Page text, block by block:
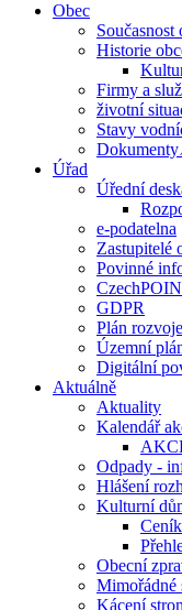
Obec
Současnost
Historie
Firmy a
životní
Stavy
Dokumenty
Úřad
Úřední
e-podatelna
Zastupitelé
Povinné
GDPR
Plán
Územní
Digitální
Aktuálně
Aktuality
Kalendář
Odpady -
Hlášení
Kulturní
Obecní
Mimořádné
Kácení